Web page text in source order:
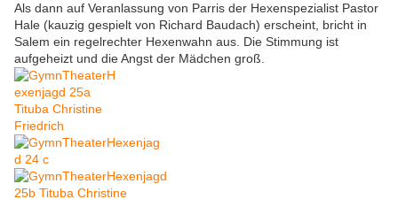
Als dann auf Veranlassung von Parris der Hexenspezialist Pastor
Hale (kauzig gespielt von Richard Baudach) erscheint, bricht in
Salem ein regelrechter Hexenwahn aus. Die Stimmung ist
aufgeheizt und die Angst der Mädchen groß.